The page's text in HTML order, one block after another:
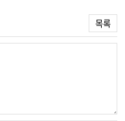
목록